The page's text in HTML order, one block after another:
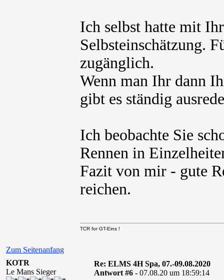
Ich selbst hatte mit
Selbsteinschätzung.
zugänglich.
Wenn man Ihr dann
gibt es ständig
Ich beobachte Sie
Rennen in
Fazit von mir - gute
reichen.
Zum Seitenanfang
TCR for GT-Eins !
KOTR
Le Mans Sieger
Re: ELMS 4H Spa, 07.-09.08.2020
Antwort #6 - 07.08.20 um 18:59:14